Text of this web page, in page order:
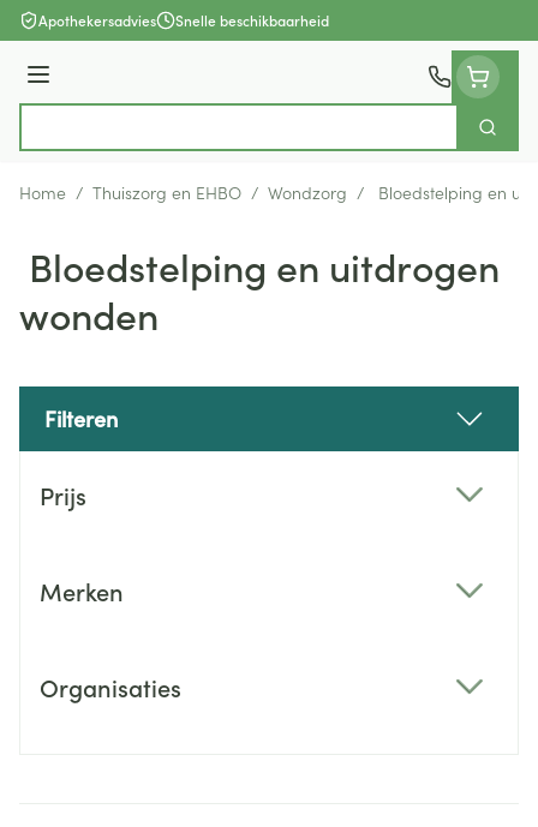
Ga naar de inhoud
Apothekersadvies Snelle beschikbaarheid
Menu
Zoek
Home / Thuiszorg en EHBO / Wondzorg / Bloedstelping en
Bloedstelping en uitdrogen
wonden
Filteren
Prijs
Merken
Organisaties